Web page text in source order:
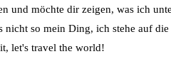
möchte dir zeigen, was ich
so mein Ding, ich stehe auf
let's travel the world!